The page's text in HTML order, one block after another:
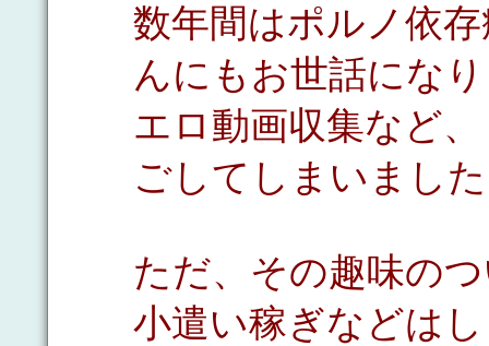
数年間はポルノ依
んにもお世話にな
エロ動画収集など
ごしてしまいまし
ただ、その趣味の
小遣い稼ぎなどは